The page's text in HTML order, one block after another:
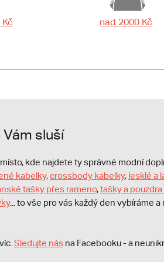
nad 2000 Kč
Vám sluší
kde najdete ty správné modní
kabelky,crossbody kabelky, lesklé a
tašky přes rameno,tašky a
... to vše pro vás každý den vybíráme a
Sledujte nás na Facebooku - a